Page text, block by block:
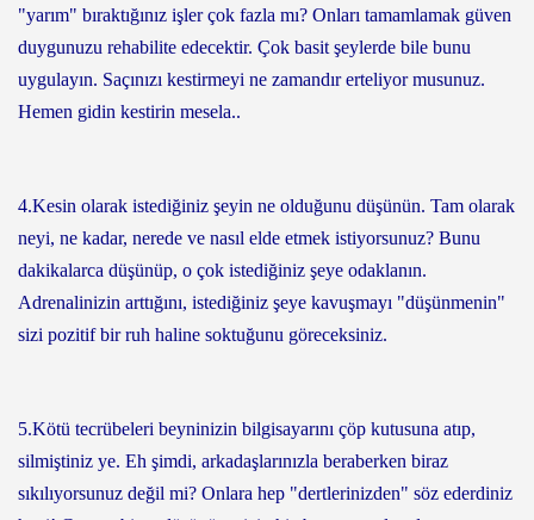
"yarım" bıraktığınız işler çok fazla mı? Onları tamamlamak güven
duygunuzu rehabilite edecektir. Çok basit şeylerde bile bunu
uygulayın. Saçınızı kestirmeyi ne zamandır erteliyor musunuz.
Hemen gidin kestirin mesela..
4.Kesin olarak istediğiniz şeyin ne olduğunu düşünün. Tam olarak
neyi, ne kadar, nerede ve nasıl elde etmek istiyorsunuz? Bunu
dakikalarca düşünüp, o çok istediğiniz şeye odaklanın.
Adrenalinizin arttığını, istediğiniz şeye kavuşmayı "düşünmenin"
sizi pozitif bir ruh haline soktuğunu göreceksiniz.
5.Kötü tecrübeleri beyninizin bilgisayarını çöp kutusuna atıp,
silmiştiniz ye. Eh şimdi, arkadaşlarınızla beraberken biraz
sıkılıyorsunuz değil mi? Onlara hep "dertlerinizden" söz ederdiniz